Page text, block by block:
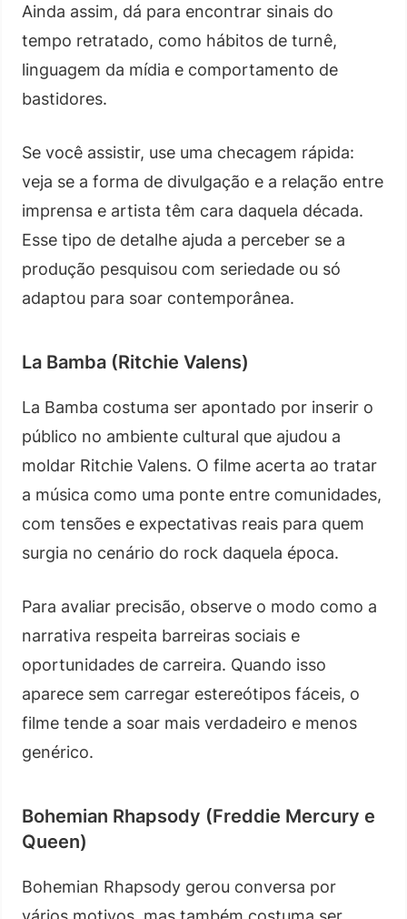
Ainda assim, dá para encontrar sinais do
tempo retratado, como hábitos de turnê,
linguagem da mídia e comportamento de
bastidores.
Se você assistir, use uma checagem rápida:
veja se a forma de divulgação e a relação entre
imprensa e artista têm cara daquela década.
Esse tipo de detalhe ajuda a perceber se a
produção pesquisou com seriedade ou só
adaptou para soar contemporânea.
La Bamba (Ritchie Valens)
La Bamba costuma ser apontado por inserir o
público no ambiente cultural que ajudou a
moldar Ritchie Valens. O filme acerta ao tratar
a música como uma ponte entre comunidades,
com tensões e expectativas reais para quem
surgia no cenário do rock daquela época.
Para avaliar precisão, observe o modo como a
narrativa respeita barreiras sociais e
oportunidades de carreira. Quando isso
aparece sem carregar estereótipos fáceis, o
filme tende a soar mais verdadeiro e menos
genérico.
Bohemian Rhapsody (Freddie Mercury e
Queen)
Bohemian Rhapsody gerou conversa por